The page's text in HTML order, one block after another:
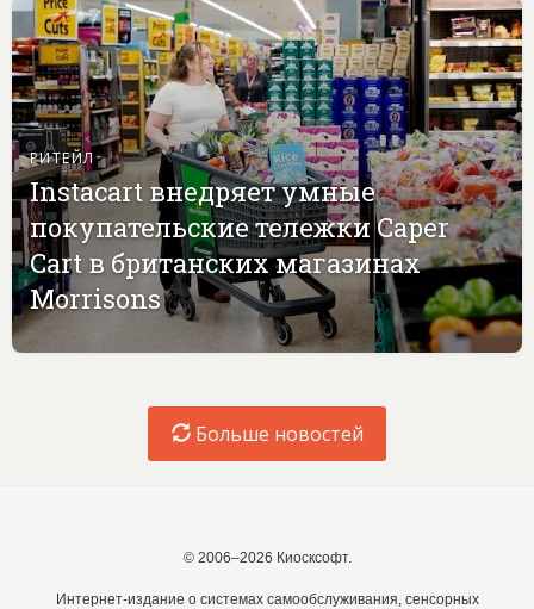
РИТЕЙЛ
Instacart внедряет умные
покупательские тележки Caper
Cart в британских магазинах
Morrisons
Больше новостей
© 2006–2026 Киосксофт.
Интернет-издание о системах самообслуживания, сенсорных